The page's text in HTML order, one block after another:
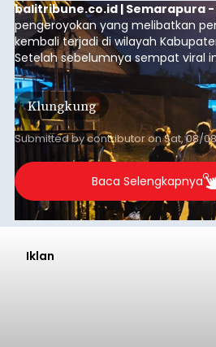
balitribune.co.id | Semarapura -
pengeroyokan yang melibatkan
kembali terjadi di wilayah
Setelah sebelumnya sempat viral
keributan di barat Pasar Galiran,
kini menimpa seorang pemuda
Sumba Barat Daya (SBD), Nusa
(NTT).
Klungkung
Submitted bycontributoronSat, 08/
Baca Selengkapnya
Iklan